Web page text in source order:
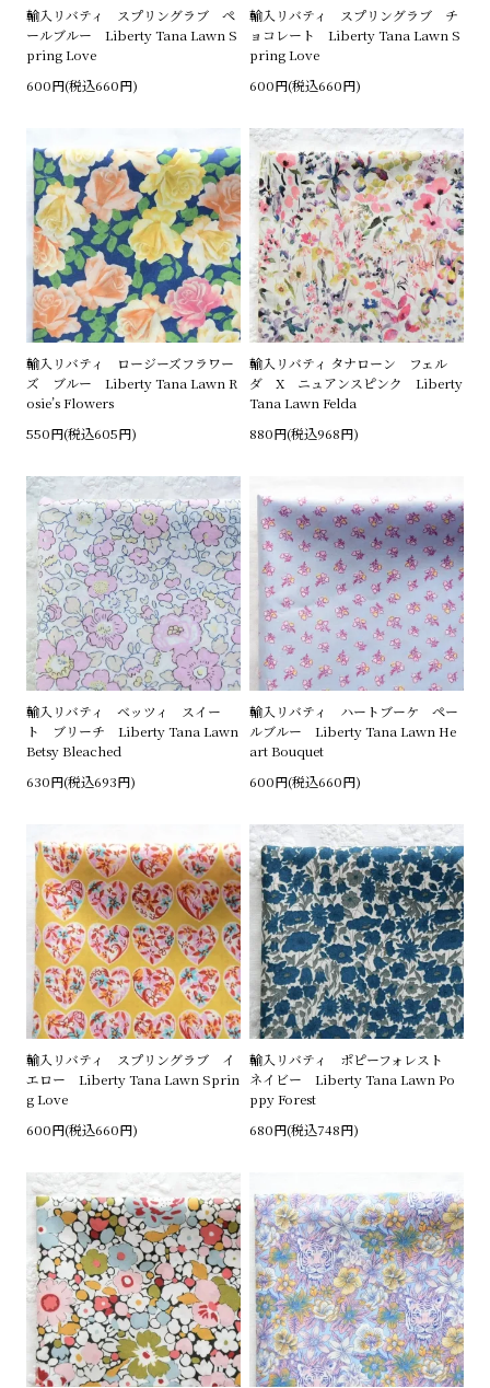
輸入リバティ スプリングラブ ペ
ールブルー Liberty Tana Lawn S
pring Love
600円(税込660円)
輸入リバティ スプリングラブ チ
ョコレート Liberty Tana Lawn S
pring Love
600円(税込660円)
輸入リバティ ロージーズフラワー
ズ ブルー Liberty Tana Lawn R
osie’s Flowers
550円(税込605円)
輸入リバティ タナローン フェル
ダ X ニュアンスピンク Liberty
Tana Lawn Felda
880円(税込968円)
輸入リバティ ベッツィ スイー
ト ブリーチ Liberty Tana Lawn
Betsy Bleached
630円(税込693円)
輸入リバティ ハートブーケ ペー
ルブルー Liberty Tana Lawn He
art Bouquet
600円(税込660円)
輸入リバティ スプリングラブ イ
エロー Liberty Tana Lawn Sprin
g Love
600円(税込660円)
輸入リバティ ポピーフォレスト
ネイビー Liberty Tana Lawn Po
ppy Forest
680円(税込748円)